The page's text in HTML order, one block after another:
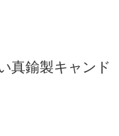
真鍮製キャンド